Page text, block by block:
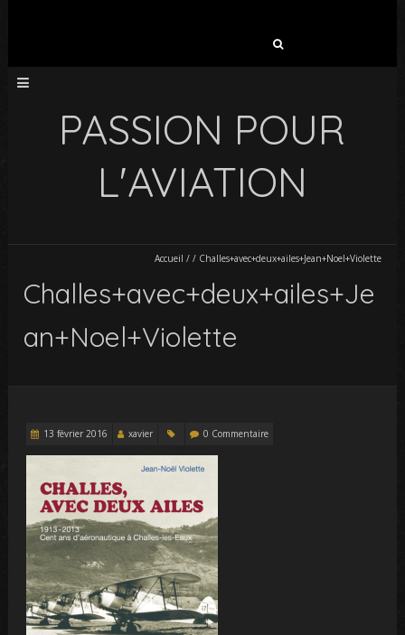
PASSION POUR
L'AVIATION
Accueil / / Challes+avec+deux+ailes+Jean+Noel+Violette
Challes+avec+deux+ailes+Je
an+Noel+Violette
13 février 2016 xavier 0 Commentaire